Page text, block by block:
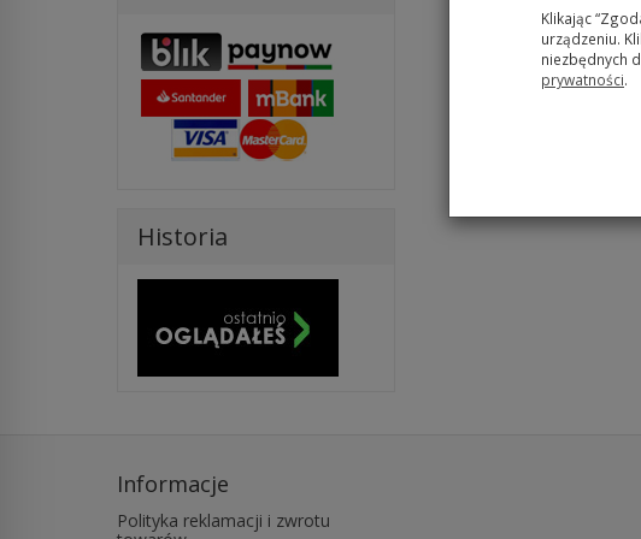
Historia
Informacje
Polityka reklamacji i zwrotu
Klikając
urządzeniu.
niezbędnych
prywatności.